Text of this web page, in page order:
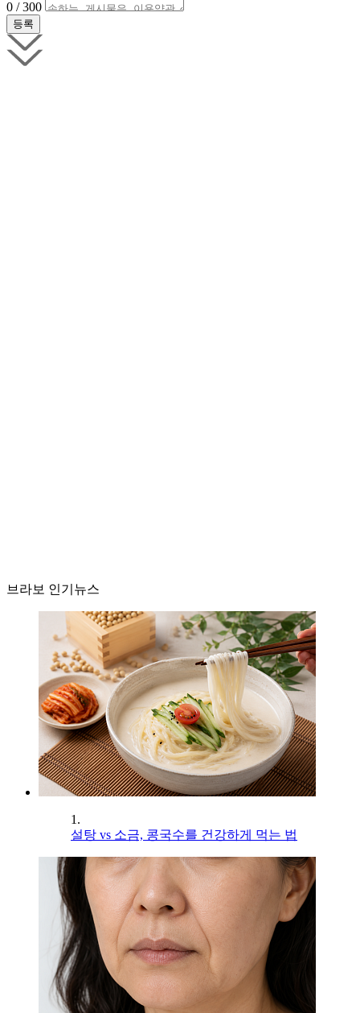
0 / 300
브라보 인기뉴스
1.
설탕 vs 소금, 콩국수를 건강하게 먹는 법